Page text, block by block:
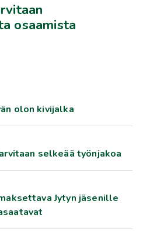
osaamista
olon kivijalka
selkeää työnjakoa
Jytyn jäsenille